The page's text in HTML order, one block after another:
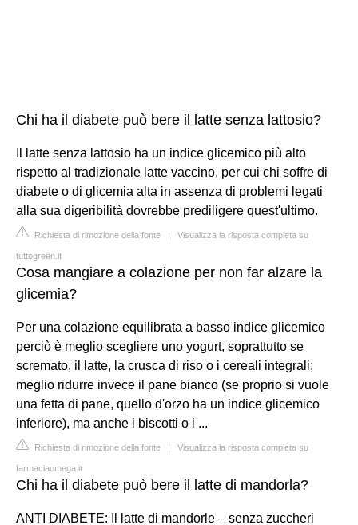
Chi ha il diabete può bere il latte senza lattosio?
Il latte senza lattosio ha un indice glicemico più alto
rispetto al tradizionale latte vaccino, per cui chi soffre di
diabete o di glicemia alta in assenza di problemi legati
alla sua digeribilità dovrebbe prediligere quest'ultimo.
Richiesta di rimozione della fonte | Visualizza la risposta completa su
tuttogreen.it
Cosa mangiare a colazione per non far alzare la
glicemia?
Per una colazione equilibrata a basso indice glicemico
perciò è meglio scegliere uno yogurt, soprattutto se
scremato, il latte, la crusca di riso o i cereali integrali;
meglio ridurre invece il pane bianco (se proprio si vuole
una fetta di pane, quello d'orzo ha un indice glicemico
inferiore), ma anche i biscotti o i ...
Richiesta di rimozione della fonte | Visualizza la risposta completa su
farmaciaomega.it
Chi ha il diabete può bere il latte di mandorla?
ANTI DIABETE: Il latte di mandorle – senza zuccheri